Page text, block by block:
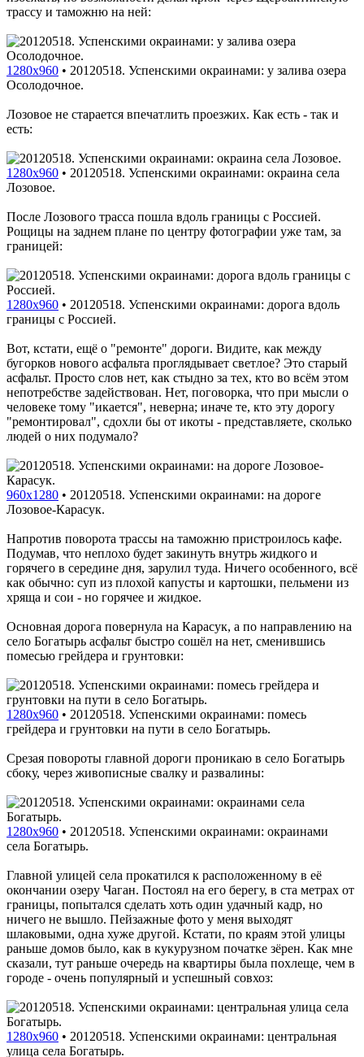
трассу и таможню на ней:
1280x960 • 20120518. Успенскими окраинами: у залива озера
Осолодочное.
Лозовое не старается впечатлить проезжих. Как есть - так и
есть:
1280x960 • 20120518. Успенскими окраинами: окраина села
Лозовое.
После Лозового трасса пошла вдоль границы с Россией.
Рощицы на заднем плане по центру фотографии уже там, за
границей:
1280x960 • 20120518. Успенскими окраинами: дорога вдоль
границы с Россией.
Вот, кстати, ещё о "ремонте" дороги. Видите, как между
бугорков нового асфальта проглядывает светлое? Это старый
асфальт. Просто слов нет, как стыдно за тех, кто во всём этом
непотребстве задействован. Нет, поговорка, что при мысли о
человеке тому "икается", неверна; иначе те, кто эту дорогу
"ремонтировал", сдохли бы от икоты - представляете, сколько
людей о них подумало?
960x1280 • 20120518. Успенскими окраинами: на дороге
Лозовое-Карасук.
Напротив поворота трассы на таможню пристроилось кафе.
Подумав, что неплохо будет закинуть внутрь жидкого и
горячего в середине дня, зарулил туда. Ничего особенного, всё
как обычно: суп из плохой капусты и картошки, пельмени из
хряща и сои - но горячее и жидкое.
Основная дорога повернула на Карасук, а по направлению на
село Богатырь асфальт быстро сошёл на нет, сменившись
помесью грейдера и грунтовки:
1280x960 • 20120518. Успенскими окраинами: помесь
грейдера и грунтовки на пути в село Богатырь.
Срезая повороты главной дороги проникаю в село Богатырь
сбоку, через живописные свалку и развалины:
1280x960 • 20120518. Успенскими окраинами: окраинами
села Богатырь.
Главной улицей села прокатился к расположенному в её
окончании озеру Чаган. Постоял на его берегу, в ста метрах от
границы, попытался сделать хоть один удачный кадр, но
ничего не вышло. Пейзажные фото у меня выходят
шлаковыми, одна хуже другой. Кстати, по краям этой улицы
раньше домов было, как в кукурузном початке зёрен. Как мне
сказали, тут раньше очередь на квартиры была похлеще, чем в
городе - очень популярный и успешный совхоз:
1280x960 • 20120518. Успенскими окраинами: центральная
улица села Богатырь.